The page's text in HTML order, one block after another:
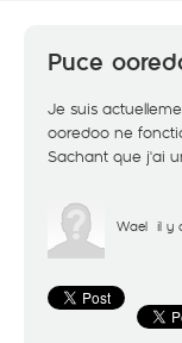
Puce
Je suis
ooredoo ne
Sachant que j'ai
Wael il y